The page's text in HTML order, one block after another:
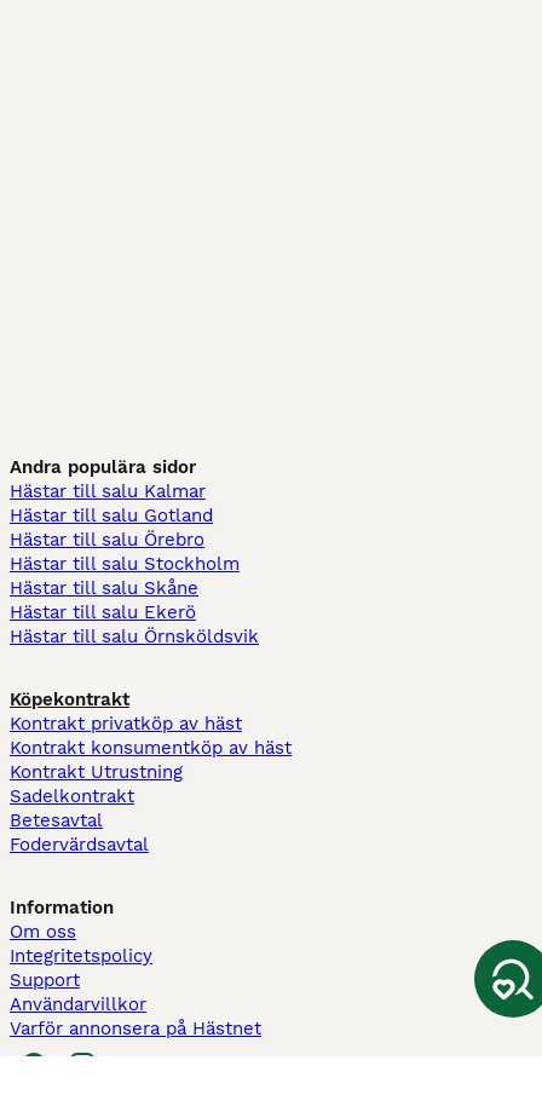
Andra populära sidor
Hästar till salu Kalmar
Hästar till salu Gotland
Hästar till salu Örebro
Hästar till salu Stockholm
Hästar till salu Skåne
Hästar till salu Ekerö
Hästar till salu Örnsköldsvik
Köpekontrakt
Kontrakt privatköp av häst
Kontrakt konsumentköp av häst
Kontrakt Utrustning
Sadelkontrakt
Betesavtal
Fodervärdsavtal
Information
Om oss
Integritetspolicy
Support
Användarvillkor
Varför annonsera på Hästnet